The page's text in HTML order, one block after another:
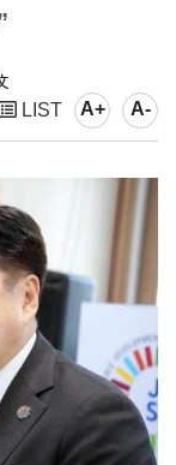
LIST A+ A-